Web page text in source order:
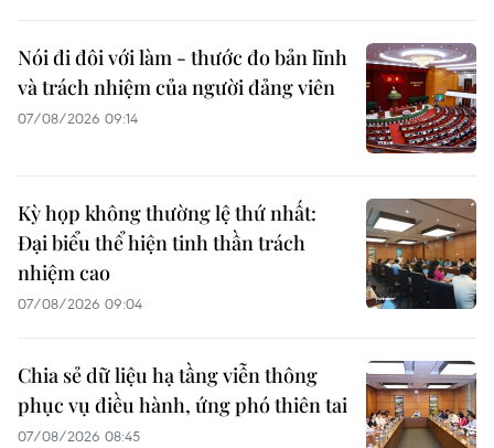
Nói đi đôi với làm - thước đo bản lĩnh
và trách nhiệm của người đảng viên
07/08/2026 09:14
Kỳ họp không thường lệ thứ nhất:
Đại biểu thể hiện tinh thần trách
nhiệm cao
07/08/2026 09:04
Chia sẻ dữ liệu hạ tầng viễn thông
phục vụ điều hành, ứng phó thiên tai
07/08/2026 08:45